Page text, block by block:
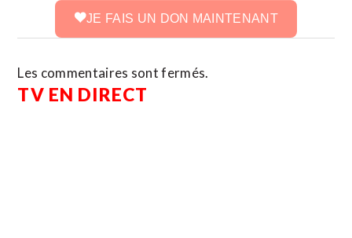
JE FAIS UN DON MAINTENANT
Les commentaires sont fermés.
TV EN DIRECT